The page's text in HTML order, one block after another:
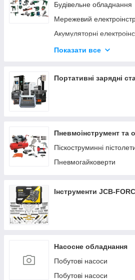
Будівельне обладнання
Мережевий
Акумуляторні
Деревообробний
Заточувальні верстати
Показати все
Портативні зарядні
Пневмоінструмент та
Піскоструминні
Пневмогайковерти
Інструменти JCB-
Насосне обладнання
Побутові насоси
Побутові насоси